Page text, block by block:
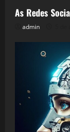
As Redes
admin